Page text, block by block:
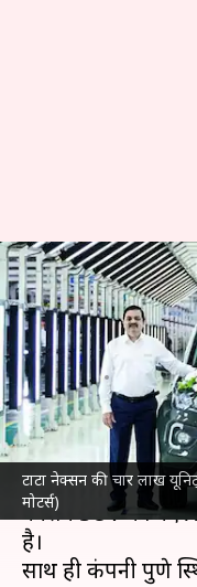
टाटा नेक्सन की चार लाख
मोटर्स)
टाटा नेक्सन
लाख के पार,
नया वेरिएंट
लेखन अविनाश Sep 21, 2022
क्या है खबर?
देश की दिग्गज वाहन
नेक्सन SUV को नए
है।
साथ ही कंपनी पुणे